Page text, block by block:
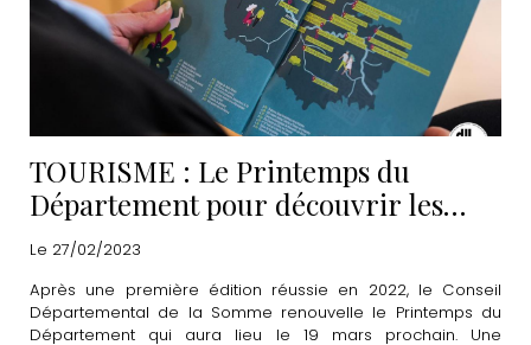
TOURISME : Le Printemps du
Département pour découvrir les
"merveilles à proximité"
Le 27/02/2023
Après une première édition réussie en 2022, le Conseil
Départemental de la Somme renouvelle le Printemps du
Département qui aura lieu le 19 mars prochain. Une